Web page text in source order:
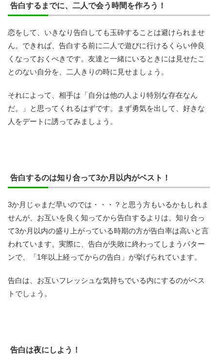
告白するまでに、二人で会う時間を作ろう！
恋をして、いきなり告白しても玉砕することは避けられませ
ん。できれば、告白する前に二人で遊びに行けるくらい仲良
くなっておくべきです。友達と一緒にいるときには見せたこ
とのない自分を、二人きりの時に見せましょう。
それによって、相手は「自分は他の人より特別な存在なん
だ。」と思ってくれるはずです。まず勇気を出して、好きな
人をデートに誘ってみましょう。
告白するのは知り合って3か月以内がベスト！
3か月じゃまだ早いのでは・・・？と思う方もいるかもしれま
せんが、お互いを良く知ってから告白するよりは、知り合っ
て3か月以内の盛り上がっている時期の方が告白率は高いと言
われています。実際に、告白が失敗に終わってしまうパター
ンで、「1年以上経ってからの告白」が挙げられています。
告白は、お互いフレッシュな気持ちでいる内にするのがベス
トでしょう。
告白は夜にしよう！